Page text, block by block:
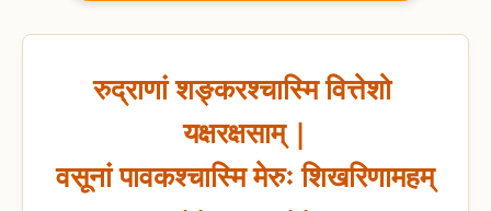
रुद्राणां शङ्करश्चास्मि वित्तेशो
यक्षरक्षसाम् |
वसूनां पावकश्चास्मि मेरुः शिखरिणामहम्